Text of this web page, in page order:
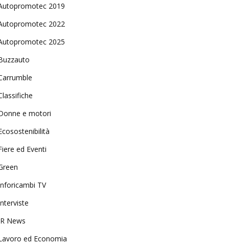
2019
2022
2025
e motori
ed Eventi
TV
News
ed Economia